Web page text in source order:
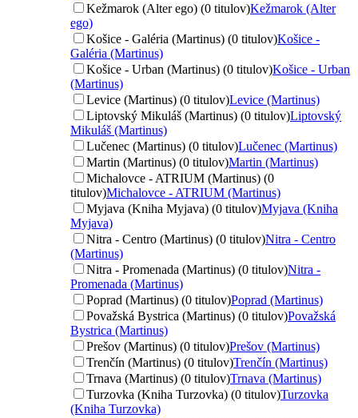
Kežmarok (Alter ego) (0 titulov)Kežmarok (Alter
ego)
Košice - Galéria (Martinus) (0 titulov)Košice -
Galéria (Martinus)
Košice - Urban (Martinus) (0 titulov)Košice - Urban
(Martinus)
Levice (Martinus) (0 titulov)Levice (Martinus)
Liptovský Mikuláš (Martinus) (0 titulov)Liptovský
Mikuláš (Martinus)
Lučenec (Martinus) (0 titulov)Lučenec (Martinus)
Martin (Martinus) (0 titulov)Martin (Martinus)
Michalovce - ATRIUM (Martinus) (0
titulov)Michalovce - ATRIUM (Martinus)
Myjava (Kniha Myjava) (0 titulov)Myjava (Kniha
Myjava)
Nitra - Centro (Martinus) (0 titulov)Nitra - Centro
(Martinus)
Nitra - Promenada (Martinus) (0 titulov)Nitra -
Promenada (Martinus)
Poprad (Martinus) (0 titulov)Poprad (Martinus)
Považská Bystrica (Martinus) (0 titulov)Považská
Bystrica (Martinus)
Prešov (Martinus) (0 titulov)Prešov (Martinus)
Trenčín (Martinus) (0 titulov)Trenčín (Martinus)
Trnava (Martinus) (0 titulov)Trnava (Martinus)
Turzovka (Kniha Turzovka) (0 titulov)Turzovka
(Kniha Turzovka)